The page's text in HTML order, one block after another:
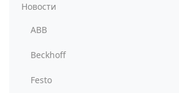
Новости
ABB
Beckhoff
Festo